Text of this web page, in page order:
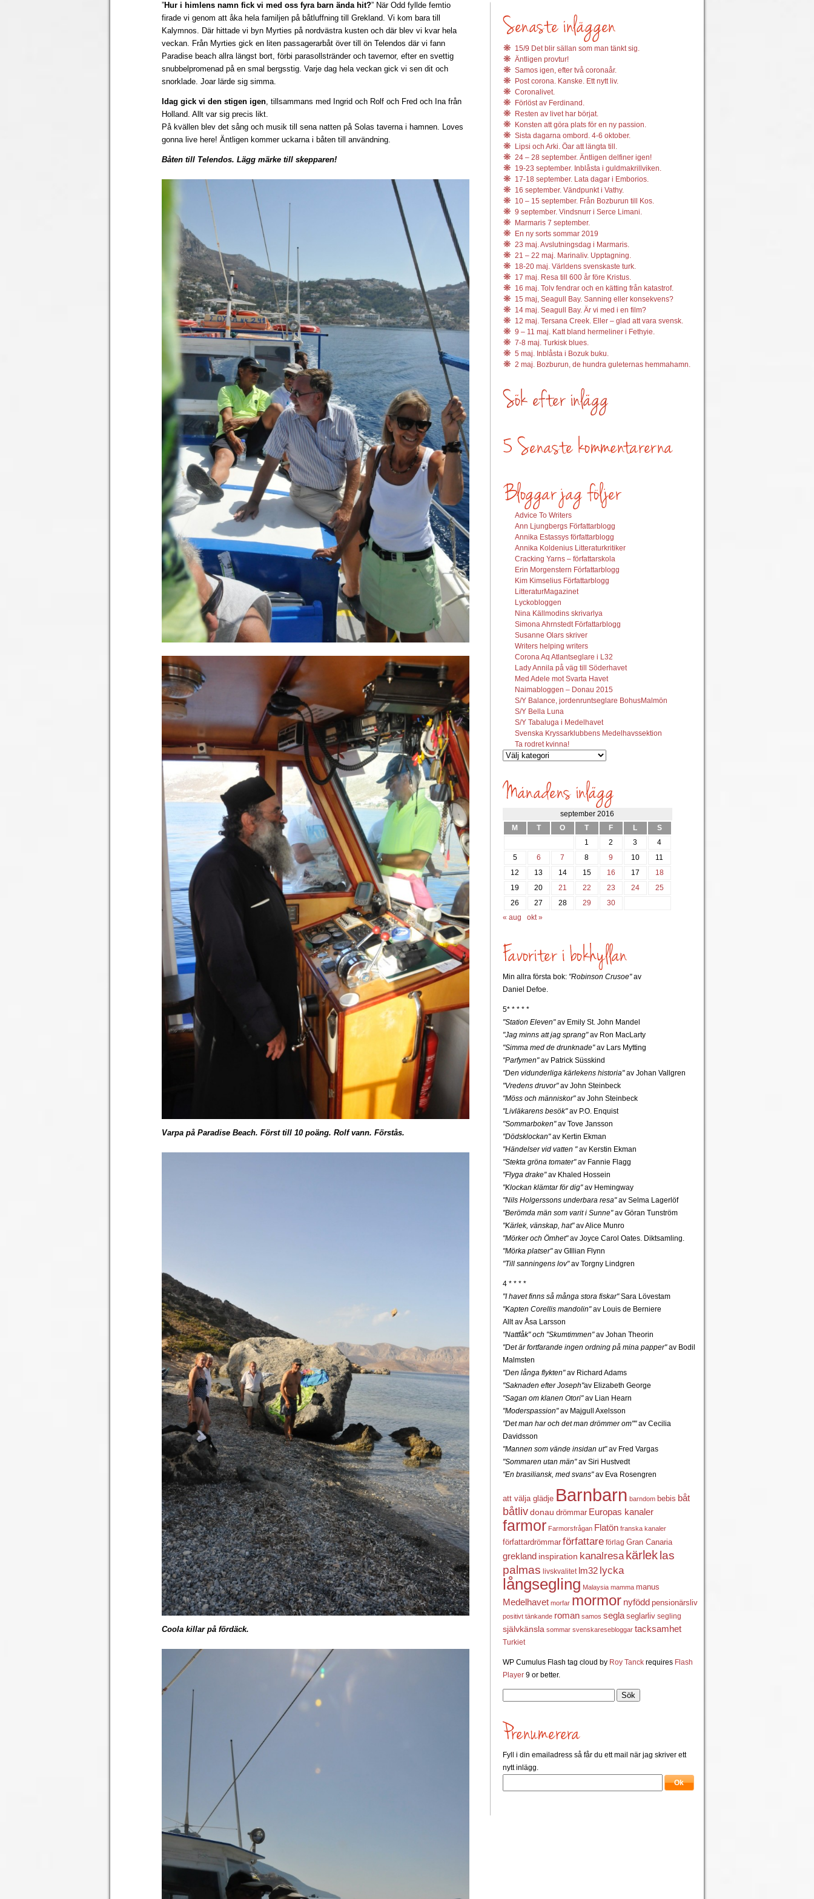
”Hur i himlens namn fick vi med oss fyra barn ända hit?” När Odd fyllde femtio
firade vi genom att åka hela familjen på båtluffning till Grekland. Vi kom bara till
Kalymnos. Där hittade vi byn Myrties på nordvästra kusten och där blev vi kvar hela
veckan. Från Myrties gick en liten passagerarbåt över till ön Telendos där vi fann
Paradise beach allra längst bort, förbi parasollstränder och tavernor, efter en svettig
snubbelpromenad på en smal bergsstig. Varje dag hela veckan gick vi sen dit och
snorklade. Joar lärde sig simma.
Idag gick vi den stigen igen, tillsammans med Ingrid och Rolf och Fred och Ina från
Holland. Allt var sig precis likt.
På kvällen blev det sång och musik till sena natten på Solas taverna i hamnen. Loves
gonna live here! Äntligen kommer uckarna i båten till användning.
Båten till Telendos. Lägg märke till skepparen!
Varpa på Paradise Beach. Först till 10 poäng. Rolf vann. Förstås.
Coola killar på fördäck.
15/9 Det blir sällan som man tänkt sig.
Äntligen provtur!
Samos igen, efter två coronaår.
Post corona. Kanske. Ett nytt liv.
Coronalivet.
Förlöst av Ferdinand.
Resten av livet har börjat.
Konsten att göra plats för en ny passion.
Sista dagarna ombord. 4-6 oktober.
Lipsi och Arki. Öar att längta till.
24 – 28 september. Äntligen delfiner igen!
19-23 september. Inblåsta i guldmakrillviken.
17-18 september. Lata dagar i Emborios.
16 september. Vändpunkt i Vathy.
10 – 15 september. Från Bozburun till Kos.
9 september. Vindsnurr i Serce Limani.
Marmaris 7 september.
En ny sorts sommar 2019
23 maj. Avslutningsdag i Marmaris.
21 – 22 maj. Marinaliv. Upptagning.
18-20 maj. Världens svenskaste turk.
17 maj. Resa till 600 år före Kristus.
16 maj. Tolv fendrar och en kätting från katastrof.
15 maj, Seagull Bay. Sanning eller konsekvens?
14 maj. Seagull Bay. Är vi med i en film?
12 maj. Tersana Creek. Eller – glad att vara svensk.
9 – 11 maj. Katt bland hermeliner i Fethyie.
7-8 maj. Turkisk blues.
5 maj. Inblåsta i Bozuk buku.
2 maj. Bozburun, de hundra guleternas hemmahamn.
Advice To Writers
Ann Ljungbergs Författarblogg
Annika Estassys författarblogg
Annika Koldenius Litteraturkritiker
Cracking Yarns – författarskola
Erin Morgenstern Författarblogg
Kim Kimselius Författarblogg
LitteraturMagazinet
Lyckobloggen
Nina Källmodins skrivarlya
Simona Ahrnstedt Författarblogg
Susanne Olars skriver
Writers helping writers
Corona Aq Atlantseglare i L32
Lady Annila på väg till Söderhavet
Med Adele mot Svarta Havet
Naimabloggen – Donau 2015
S/Y Balance, jordenruntseglare BohusMalmön
S/Y Bella Luna
S/Y Tabaluga i Medelhavet
Svenska Kryssarklubbens Medelhavssektion
Ta rodret kvinna!
Vilka
söks?
september 2016
M
T O T F L
S
1
2 3
4
5
6 7 8 9 10
11
12
13 14 15 16 17
18
19
20 21 22 23 24
25
26
27 28 29
30
« aug
okt »
Min allra första bok: "Robinson Crusoe"av
Daniel Defoe.
5* * * * *
"Station Eleven"av Emily St. John Mandel
"Jag minns att jag sprang"av Ron MacLarty
"Simma med de drunknade"av Lars Mytting
"Parfymen"av Patrick Süsskind
"Den vidunderliga kärlekens historia"av Johan Vallgren
"Vredens druvor"av John Steinbeck
"Möss och människor"av John Steinbeck
"Livläkarens besök"av P.O. Enquist
"Sommarboken"av Tove Jansson
"Dödsklockan"av Kertin Ekman
"Händelser vid vatten "av Kerstin Ekman
"Stekta gröna tomater"av Fannie Flagg
"Flyga drake"av Khaled Hossein
"Klockan klämtar för dig"av Hemingway
"Nils Holgerssons underbara resa"av Selma Lagerlöf
"Berömda män som varit i Sunne"av Göran Tunström
"Kärlek, vänskap, hat"av Alice Munro
"Mörker och Ömhet"av Joyce Carol Oates. Diktsamling.
"Mörka platser"av GIllian Flynn
"Till sanningens lov"av Torgny Lindgren
4 * * * *
"I havet finns så många stora fiskar"Sara Lövestam
"Kapten Corellis mandolin"av Louis de Berniere
Allt av Åsa Larsson
"Nattfåk" och "Skumtimmen"av Johan Theorin
"Det är fortfarande ingen ordning på mina papper"av Bodil
Malmsten
"Den långa flykten"av Richard Adams
"Saknaden efter Joseph"av Elizabeth George
"Sagan om klanen Otori"av Lian Hearn
"Moderspassion"av Majgull Axelsson
"Det man har och det man drömmer om""av Cecilia
Davidsson
"Mannen som vände insidan ut"av Fred Vargas
"Sommaren utan män"av Siri Hustvedt
"En brasiliansk, med svans"av Eva Rosengren
att välja glädje Barnbarn barndom bebis båt
båtliv donau drömmar Europas kanaler
farmor Farmorsfrågan Flatön franska kanaler
författardrömmar författare förlag Gran Canaria
grekland inspiration kanalresa kärlek las
palmas livskvalitet lm32 lycka
långsegling Malaysia mamma manus
Medelhavet morfar mormor nyfödd pensionärsliv
positivt tänkande roman samos segla seglarliv segling
självkänsla sommar svenskaresebloggar tacksamhet
Turkiet
WP Cumulus Flash tag cloud by Roy Tanckrequires Flash
Player9 or better.
Fyll i din emailadress så får du ett mail när jag skriver ett
nytt inlägg.